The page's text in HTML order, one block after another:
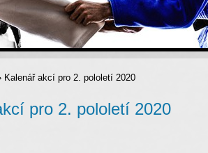
Kalenář akcí pro 2. pololetí 2020
pro 2. pololetí 2020